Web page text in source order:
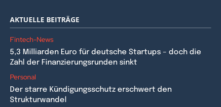
AKTUELLE BEITRÄGE
Fintech-News
5,3 Milliarden Euro für deutsche Startups – doch die
Zahl der Finanzierungsrunden sinkt
Personal
Der starre Kündigungsschutz erschwert den
Strukturwandel